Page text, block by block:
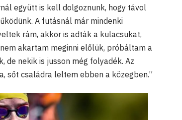
együtt is kell dolgoznunk, hogy távol
A futásnál már mindenki
rám, akkor is adták a kulacsukat,
akartam meginni előlük, próbáltam a
de nekik is jusson még folyadék. Az
sőt családra leltem ebben a közegben.”